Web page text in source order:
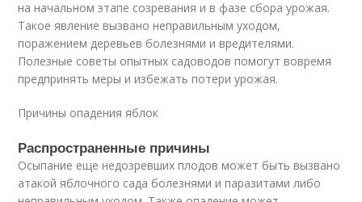
на начальном этапе созревания и в фазе сбора урожая.
Такое явление вызвано неправильным уходом,
поражением деревьев болезнями и вредителями.
Полезные советы опытных садоводов помогут вовремя
предпринять меры и избежать потери урожая.
Причины опадения яблок
Распространенные причины
Осыпание еще недозревших плодов может быть вызвано
атакой яблочного сада болезнями и паразитами либо